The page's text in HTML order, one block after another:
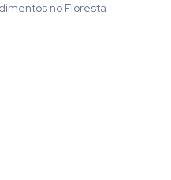
no Floresta